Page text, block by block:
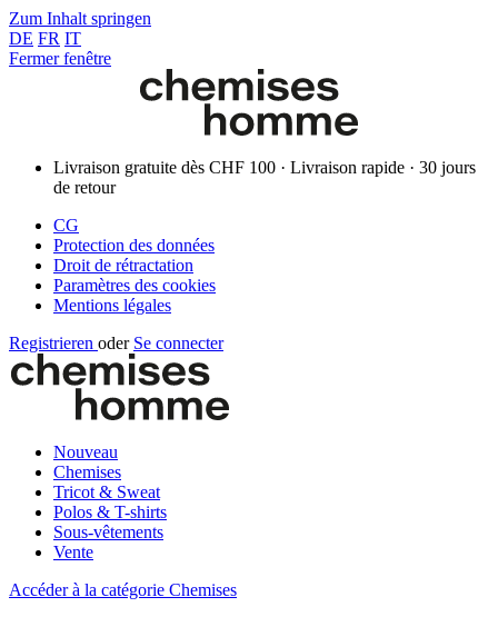
Zum Inhalt springen
DE FR IT
Fermer fenêtre
Livraison gratuite dès CHF 100 · Livraison rapide · 30 jours
de retour
CG
Protection des données
Droit de rétractation
Paramètres des cookies
Mentions légales
Registrieren oder Se connecter
Nouveau
Chemises
Tricot & Sweat
Polos & T-shirts
Sous-vêtements
Vente
Accéder à la catégorie Chemises